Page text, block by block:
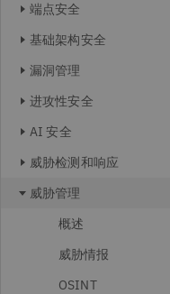
端点安全
基础架构安全
漏洞管理
进攻性安全
AI 安全
威胁检测和响应
威胁管理
概述
威胁情报
OSINT